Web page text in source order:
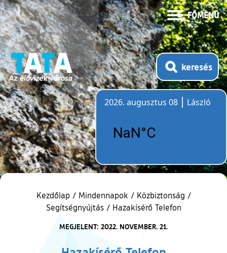
FŐMENÜ
keresés
2026. augusztus 08
László
Kezdőlap / Mindennapok / Közbiztonság /
Segítségnyújtás / Hazakísérő Telefon
MEGJELENT: 2022. NOVEMBER. 21.